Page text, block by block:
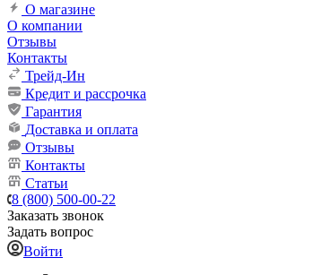
О магазине
О компании
Отзывы
Контакты
Трейд-Ин
Кредит и рассрочка
Гарантия
Доставка и оплата
Отзывы
Контакты
Статьи
8 (800) 500-00-22
Заказать звонок
Задать вопрос
Войти